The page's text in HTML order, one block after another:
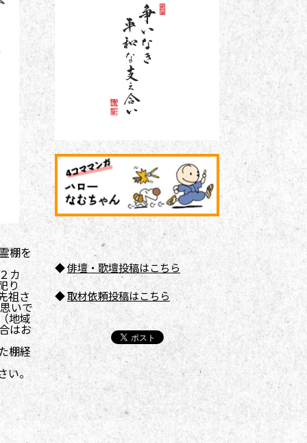
棚を
カ
り
祖さ
いで
地域
はお
棚経
い。
◆俳壇・歌壇投稿はこちら
◆取材依頼投稿はこちら